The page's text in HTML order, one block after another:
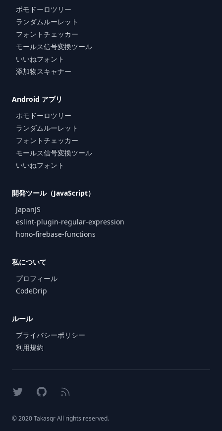
ポモドーロツリー
ランダムルーレット
フォントチェッカー
モールス信号変換ツール
いいねフォント
添加物スキャナー
Android アプリ
ポモドーロツリー
ランダムルーレット
フォントチェッカー
モールス信号変換ツール
いいねフォント
開発ツール（JavaScript）
JapanJS
eslint-plugin-regular-expression
hono-firebase-functions
私について
プロフィール
CodeDrip
ルール
プライバシーポリシー
利用規約
X GitHubRSS
© 2020 Takasqr All rights reserved.